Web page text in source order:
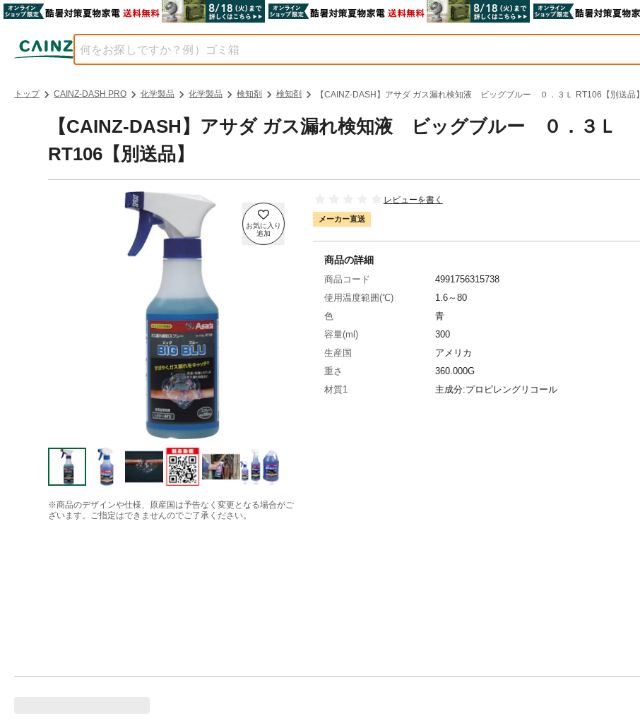
トップ CAINZ-DASH PRO 化学製品 化学製品 検知剤 検知剤 【CAINZ-DASH】アサダ ガス漏れ検知液 ビッグブルー ０．３Ｌ RT106【別送品】
【CAINZ-DASH】アサダ ガス漏れ検知液 ビッグブルー ０．３Ｌ
RT106【別送品】
※商品のデザインや仕様、原産国は予告なく変更となる場合がご
ざいます。ご指定はできませんのでご了承ください。
レビューを書く
メーカー直送
商品の詳細
商品コード
4991756315738
使用温度範囲(℃)
1.6～80
色
青
容量(ml)
300
生産国
アメリカ
重さ
360.000G
材質1
主成分:プロピレングリコール